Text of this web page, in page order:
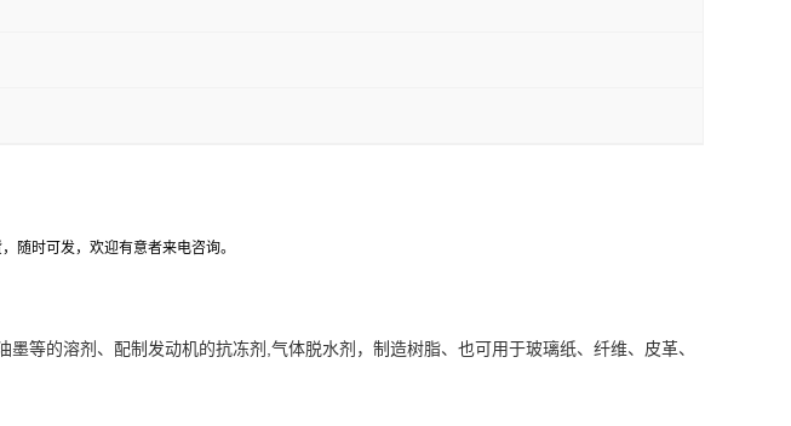
随时可发，欢迎有意者来电咨询。
等的溶剂、配制发动机的抗冻剂,气体脱水剂，制造树脂、也可用于玻璃纸、纤维、皮革、